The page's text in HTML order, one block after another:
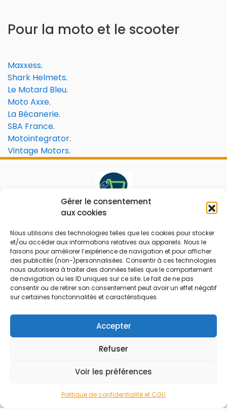
Gérer le consentement
aux cookies
Nous utilisons des technologies telles que les cookies pour stocker
et/ou accéder aux informations relatives aux appareils. Nous le
faisons pour améliorer l’expérience de navigation et pour afficher
des publicités (non-)personnalisées. Consentir à ces technologies
nous autorisera à traiter des données telles que le comportement
de navigation ou les ID uniques sur ce site. Le fait de ne pas
consentir ou de retirer son consentement peut avoir un effet négatif
sur certaines fonctonnalités et caractéristiques.
Accepter
Refuser
Voir les préférences
Politique de confidentialité et CGU
Pour la moto et le scooter
Maxxess.
Shark Helmets.
Le Motard Bleu.
Moto Axxe.
La Bécanerie.
SBA France.
Motointegrator.
Vintage Motors.
Le prix peut être réduit !
Mes Bons
FAQ
Qui sommes nous
Contactez-nous
Código promocional
Bonnes affaires
Code réduction
Bons plans
Soldes
Rentrée
© 2026 Tous droits réservés.
Rechercher Marchands Catégories